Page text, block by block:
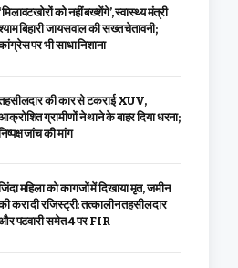
‘मिलावटखोरों को नहीं बख्शेंगे’, स्वास्थ्य मंत्री
बिहारी जायसवाल की सख्त चेतावनी;
पर भी साधा निशाना
की कार से टकराई XUV,
ग्रामीणों ने थाने के बाहर दिया धरना;
जांच की मांग
महिला को कागजों में दिखाया मृत, जमीन
करा दी रजिस्ट्री: तत्कालीन तहसीलदार
पटवारी समेत 4 पर FIR